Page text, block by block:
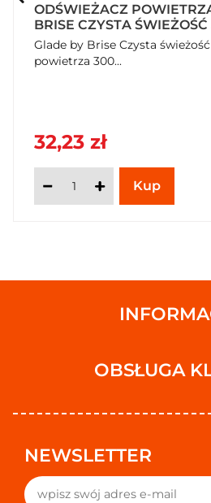
ODŚWIEŻACZ
BRISE CZYSTA
SZTUKI
Glade by Brise Czysta
powietrza 300...
32,23 zł
OBSŁUGA
NEWSLETTER